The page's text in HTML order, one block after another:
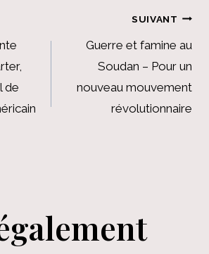
de
SUIVANT
Guerre et famine au
Soudan – Pour un
nouveau mouvement
révolutionnaire